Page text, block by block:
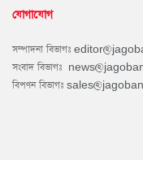
যোগাযোগ
সম্পাদনা বিভাগঃ
সংবাদ বিভাগঃ
বিপণন বিভাগঃ